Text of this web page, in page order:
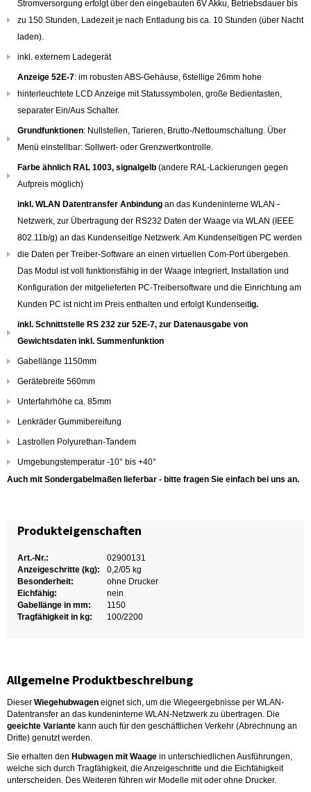
Stromversorgung erfolgt über den eingebauten 6V Akku, Betriebsdauer bis
zu 150 Stunden, Ladezeit je nach Entladung bis ca. 10 Stunden (über Nacht
laden).
inkl. externem Ladegerät
Anzeige 52E-7: im robusten ABS-Gehäuse, 6stellige 26mm hohe
hinterleuchtete LCD Anzeige mit Statussymbolen, große Bedientasten,
separater Ein/Aus Schalter.
Grundfunktionen: Nullstellen, Tarieren, Brutto-/Nettoumschaltung. Über
Menü einstellbar: Sollwert- oder Grenzwertkontrolle.
Farbe ähnlich RAL 1003, signalgelb (andere RAL-Lackierungen gegen
Aufpreis möglich)
inkl. WLAN Datentransfer Anbindung an das Kundeninterne WLAN -
Netzwerk, zur Übertragung der RS232 Daten der Waage via WLAN (IEEE
802.11b/g) an das Kundenseitige Netzwerk. Am Kundenseitigen PC werden
die Daten per Treiber-Software an einen virtuellen Com-Port übergeben.
Das Modul ist voll funktionsfähig in der Waage integriert, Installation und
Konfiguration der mitgelieferten PC-Treibersoftware und die Einrichtung am
Kunden PC ist nicht im Preis enthalten und erfolgt Kundenseitig.
inkl. Schnittstelle RS 232 zur 52E-7, zur Datenausgabe von
Gewichtsdaten inkl. Summenfunktion
Gabellänge 1150mm
Gerätebreite 560mm
Unterfahrhöhe ca. 85mm
Lenkräder Gummibereifung
Lastrollen Polyurethan-Tandem
Umgebungstemperatur -10° bis +40°
Auch mit Sondergabelmaßen lieferbar - bitte fragen Sie einfach bei uns an.
Produkteigenschaften
Art.-Nr.:
02900131
Anzeigeschritte (kg):
0,2/05 kg
Besonderheit:
ohne Drucker
Eichfähig:
nein
Gabellänge in mm:
1150
Tragfähigkeit in kg:
100/2200
Allgemeine Produktbeschreibung
Dieser Wiegehubwagen eignet sich, um die Wiegeergebnisse per WLAN-
Datentransfer an das kundeninterne WLAN-Netzwerk zu übertragen. Die
geeichte Variante kann auch für den geschäftlichen Verkehr (Abrechnung an
Dritte) genutzt werden.
Sie erhalten den Hubwagen mit Waage in unterschiedlichen Ausführungen,
welche sich durch Tragfähigkeit, die Anzeigeschritte und die Eichfähigkeit
unterscheiden. Des Weiteren führen wir Modelle mit oder ohne Drucker.